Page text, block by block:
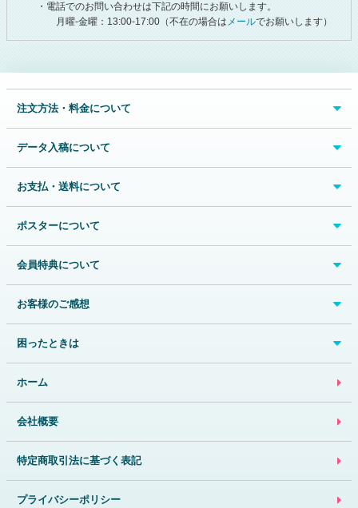
・電話でのお問い合わせは下記の時間にお願いします。
月曜-金曜：13:00-17:00（不在の場合はメールでお願いします）
注文方法・料金について
データ入稿について
お支払・送料について
ポスターについて
会員特典について
お客様のご感想
困ったときは
ホーム
会社概要
特定商取引法に基づく表記
プライバシーポリシー